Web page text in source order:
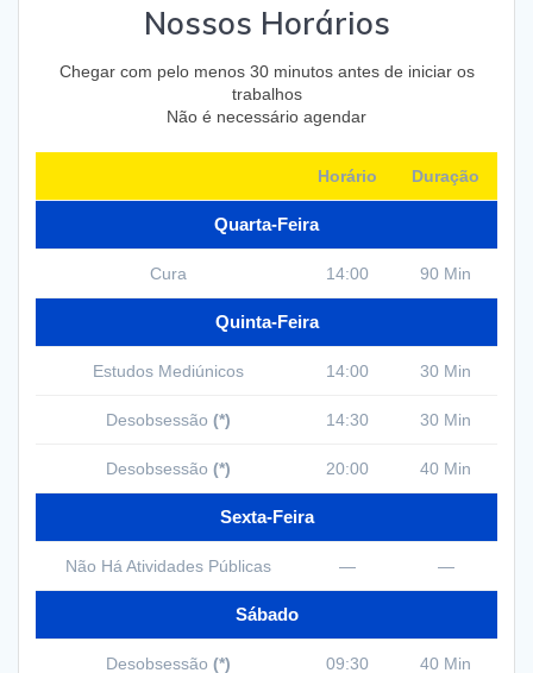
Nossos Horários
Chegar com pelo menos 30 minutos antes de iniciar os
trabalhos
Não é necessário agendar
Horário Duração
Quarta-Feira
Cura 14:00 90 Min
Quinta-Feira
Estudos Mediúnicos 14:00 30 Min
Desobsessão (*) 14:30 30 Min
Desobsessão (*) 20:00 40 Min
Sexta-Feira
Não Há Atividades Públicas — —
Sábado
Desobsessão (*) 09:30 40 Min